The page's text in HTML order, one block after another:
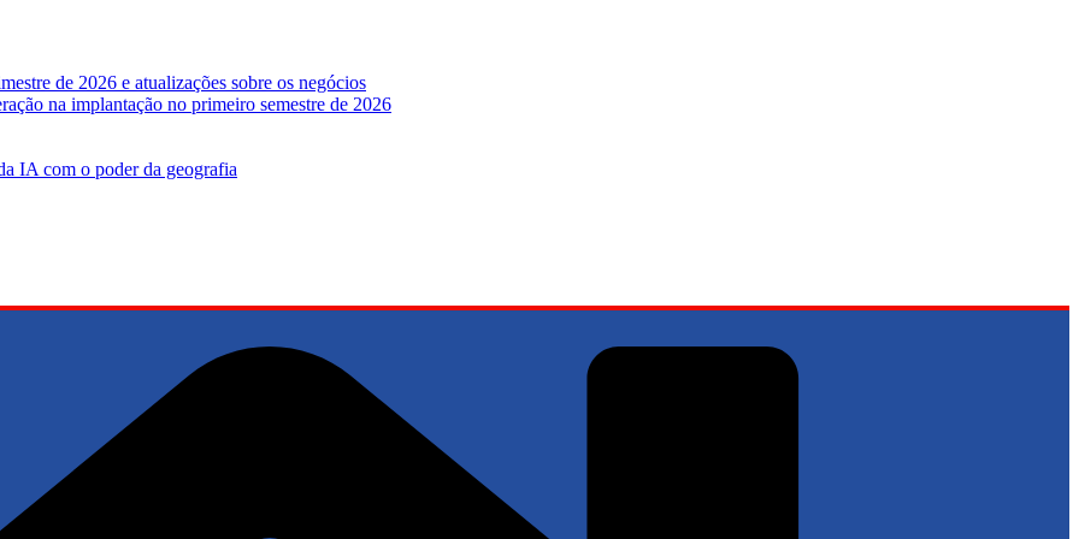
de 2026 e atualizações sobre os negócios
na implantação no primeiro semestre de 2026
IA ​​com o poder da geografia